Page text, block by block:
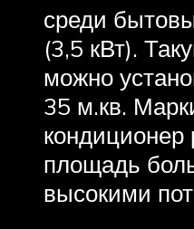
среди
(3,5 кВт).
можно
35 м.кв.
кондиционер
площадь
высокими